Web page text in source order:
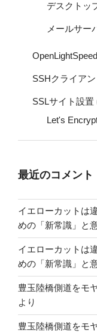
デスクトッ
メールサー
OpenLightSpeed
SSHクライアン
SSLサイト設置
Let's
最近のコメント
イエローカットは
めの「新常識」と
イエローカットは
めの「新常識」と
豊玉陸橋側道をモ
より
豊玉陸橋側道をモ